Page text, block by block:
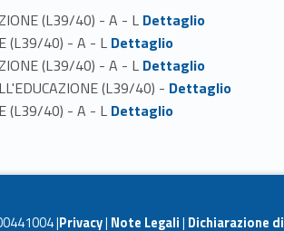
(L39/40) - A - L Link identifier #identifier_person_6943-1
Dettaglio
(L39/40) - A - L Link identifier #identifier_person_23585-2
Dettaglio
(L39/40) - A - L Link identifier #identifier_person_113647-3
Dettaglio
(L39/40) - Link identifier #identifier_person_51510-4
Dettaglio
(L39/40) - A - L Link identifier #identifier_person_178189-5
Dettaglio
|Privacy| Note Legali| Dichiarazione di